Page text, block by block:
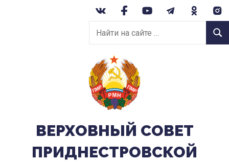
Найти
на
сайте:
ВЕРХОВНЫЙ CОВЕТ
ПРИДНЕСТРОВСКОЙ